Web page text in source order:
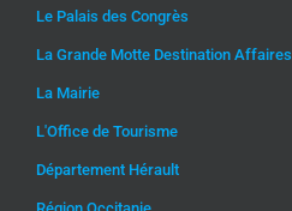
Le Palais des Congrès
La Grande Motte Destination Affaires
La Mairie
L'Office de Tourisme
Département Hérault
Région Occitanie